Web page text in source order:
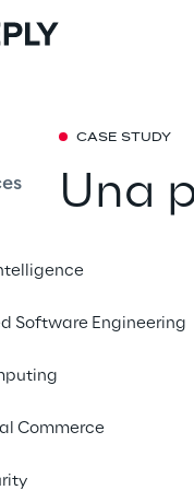
Software Engineering
Commerce
CASE STUDY
Una